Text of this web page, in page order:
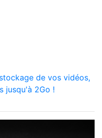
de vos vidéos,
jusqu'à 2Go !